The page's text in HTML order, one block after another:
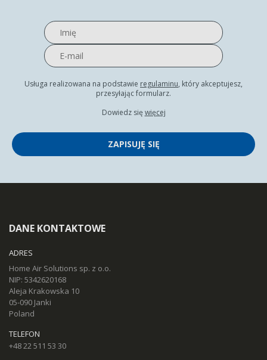
Usługa realizowana na podstawie regulaminu, który akceptujesz,
przesyłając formularz.
Dowiedz się więcej
ZAPISUJĘ SIĘ
DANE KONTAKTOWE
ADRES
Home Air Solutions sp. z o.o.
NIP: 5342620168
Aleja Krakowska 10
05-090 Janki
Poland
TELEFON
+48 22 511 53 30